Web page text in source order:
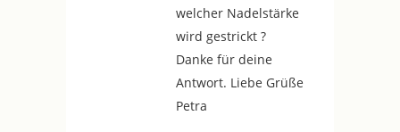
welcher Nadelstärke
wird gestrickt ?
Danke für deine
Antwort. Liebe Grüße
Petra